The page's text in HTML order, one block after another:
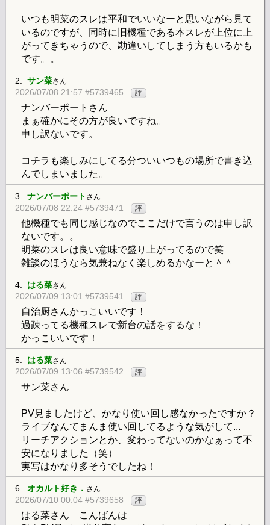
いつも明菜のスレは平和でいいなーと思いながら見て
いるのですが、同時に旧機種である本スレが上位に上
がってきちゃうので、勘違いしてしまう方もいるかも
です。。
2. サン菜さん
2026/07/08 21:57 #5739465 評
ナンバーポートさん
まぁ確かにその方が良いですね。
申し訳ないです。
コチラも楽しみにしてる分ついいつもの場所で書き込
んでしまいました。
3. ナンバーポート さん
2026/07/08 22:24 #5739471 評
他機種でも同じ感じなのでここだけで言うのは申し訳
ないです。。
明菜のスレは良い意味で盛り上がってるので笑
雑談のほうなら気兼ねなく楽しめるかなーと＾＾
4. はる菜さん
2026/07/09 13:01 #5739541 評
自治厨さんかっこいいです！
過疎ってる機種スレで新台の話をするな！
かっこいいです！
5. はる菜さん
2026/07/09 13:06 #5739542 評
サン菜さん
PV見ましたけど、かなり使い回し感なかったですか？
ライブなんてまんま使い回してるような気がして...
リーチアクションとか、変わってないのかなぁって不
安になりました（笑）
実写はかなり多そうでしたね！
6. オカルト好き． さん
2026/07/10 00:04 #5739658 評
はる菜さん こんばんは